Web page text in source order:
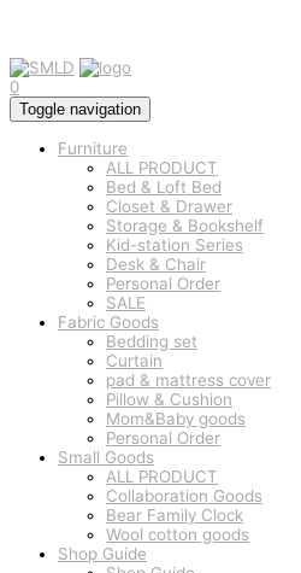
0
Toggle navigation
Furniture
ALL PRODUCT
Bed & Loft Bed
Closet & Drawer
Storage & Bookshelf
Kid-station Series
Desk & Chair
Personal Order
SALE
Fabric Goods
Bedding set
Curtain
pad & mattress cover
Pillow & Cushion
Mom&Baby goods
Personal Order
Small Goods
ALL PRODUCT
Collaboration Goods
Bear Family Clock
Wool cotton goods
Shop Guide